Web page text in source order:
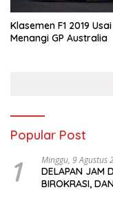
Klasemen F1 2019
Menangi GP Australia
Popular Post
1 Minggu, 9
DELAPAN JAM
BIROKRASI,